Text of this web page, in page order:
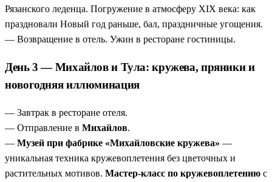
Рязанского леденца. Погружение в атмосферу XIX века: как
праздновали Новый год раньше, бал, праздничные угощения.
— Возвращение в отель. Ужин в ресторане гостиницы.
День 3 — Михайлов и Тула: кружева, пряники и
новогодняя иллюминация
— Завтрак в ресторане отеля.
— Отправление в Михайлов.
— Музей при фабрике «Михайловские кружева» —
уникальная техника кружевоплетения без цветочных и
растительных мотивов. Мастер-класс по кружевоплетению с